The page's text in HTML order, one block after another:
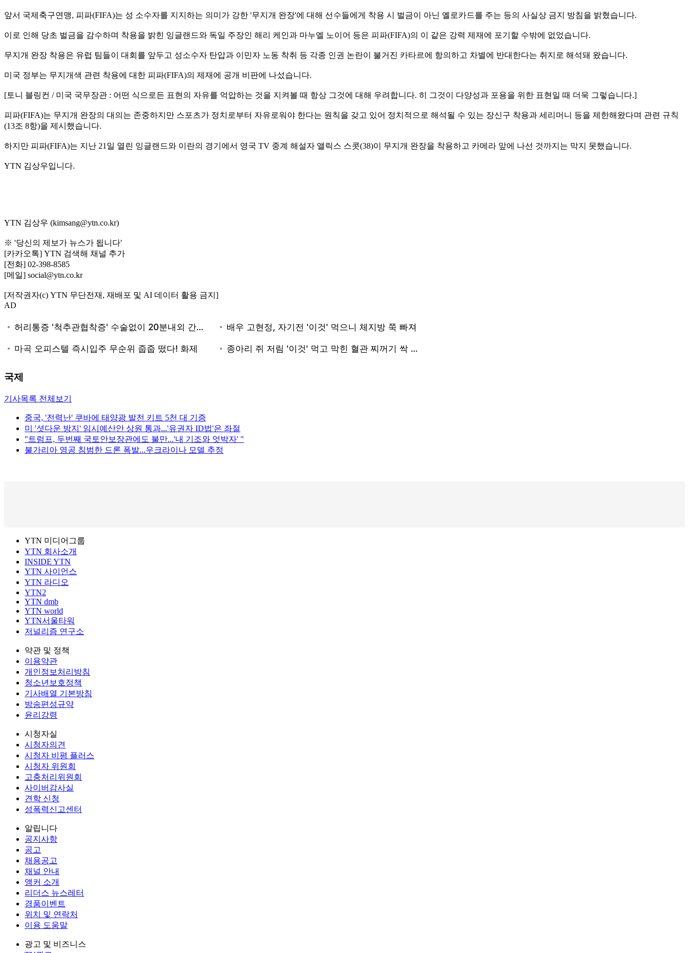
앞서 국제축구연맹, 피파(FIFA)는 성 소수자를 지지하는 의미가 강한 '무지개 완장'에 대해 선수들에게 착용 시 벌금이 아닌 옐로카드를 주는 등의 사실상 금지 방침을 밝혔습니다.
이로 인해 당초 벌금을 감수하며 착용을 밝힌 잉글랜드와 독일 주장인 해리 케인과 마누엘 노이어 등은 피파(FIFA)의 이 같은 강력 제재에 포기할 수밖에 없었습니다.
무지개 완장 착용은 유럽 팀들이 대회를 앞두고 성소수자 탄압과 이민자 노동 착취 등 각종 인권 논란이 불거진 카타르에 항의하고 차별에 반대한다는 취지로 해석돼 왔습니다.
미국 정부는 무지개색 관련 착용에 대한 피파(FIFA)의 제재에 공개 비판에 나섰습니다.
[토니 블링컨 / 미국 국무장관 : 어떤 식으로든 표현의 자유를 억압하는 것을 지켜볼 때 항상 그것에 대해 우려합니다. 히 그것이 다양성과 포용을 위한 표현일 때 더욱 그렇습니다.]
피파(FIFA)는 무지개 완장의 대의는 존중하지만 스포츠가 정치로부터 자유로워야 한다는 원칙을 갖고 있어 정치적으로 해석될 수 있는 장신구 착용과 세리머니 등을 제한해왔다며 관련 규칙
(13조 8항)을 제시했습니다.
하지만 피파(FIFA)는 지난 21일 열린 잉글랜드와 이란의 경기에서 영국 TV 중계 해설자 앨릭스 스콧(38)이 무지개 완장을 착용하고 카메라 앞에 나선 것까지는 막지 못했습니다.
YTN 김상우입니다.
YTN 김상우 (kimsang@ytn.co.kr)
※ '당신의 제보가 뉴스가 됩니다'
[카카오톡] YTN 검색해 채널 추가
[전화] 02-398-8585
[메일] social@ytn.co.kr
[저작권자(c) YTN 무단전재, 재배포 및 AI 데이터 활용 금지]
AD
국제
기사목록 전체보기
중국, '전력난' 쿠바에 태양광 발전 키트 5천 대 기증
미 '셧다운 방지' 임시예산안 상원 통과...'유권자 ID법'은 좌절
"트럼프, 두번째 국토안보장관에도 불만...'내 기조와 엇박자' "
불가리아 영공 침범한 드론 폭발...우크라이나 모델 추정
YTN 미디어그룹
YTN 회사소개
INSIDE YTN
YTN 사이언스
YTN 라디오
YTN2
YTN dmb
YTN world
YTN서울타워
저널리즘 연구소
약관 및 정책
이용약관
개인정보처리방침
청소년보호정책
기사배열 기본방침
방송편성규약
윤리강령
시청자실
시청자의견
시청자 비평 플러스
시청자 위원회
고충처리위원회
사이버감사실
견학 신청
성폭력신고센터
알립니다
공지사항
공고
채용공고
채널 안내
앵커 소개
리더스 뉴스레터
경품이벤트
위치 및 연락처
이용 도움말
광고 및 비즈니스